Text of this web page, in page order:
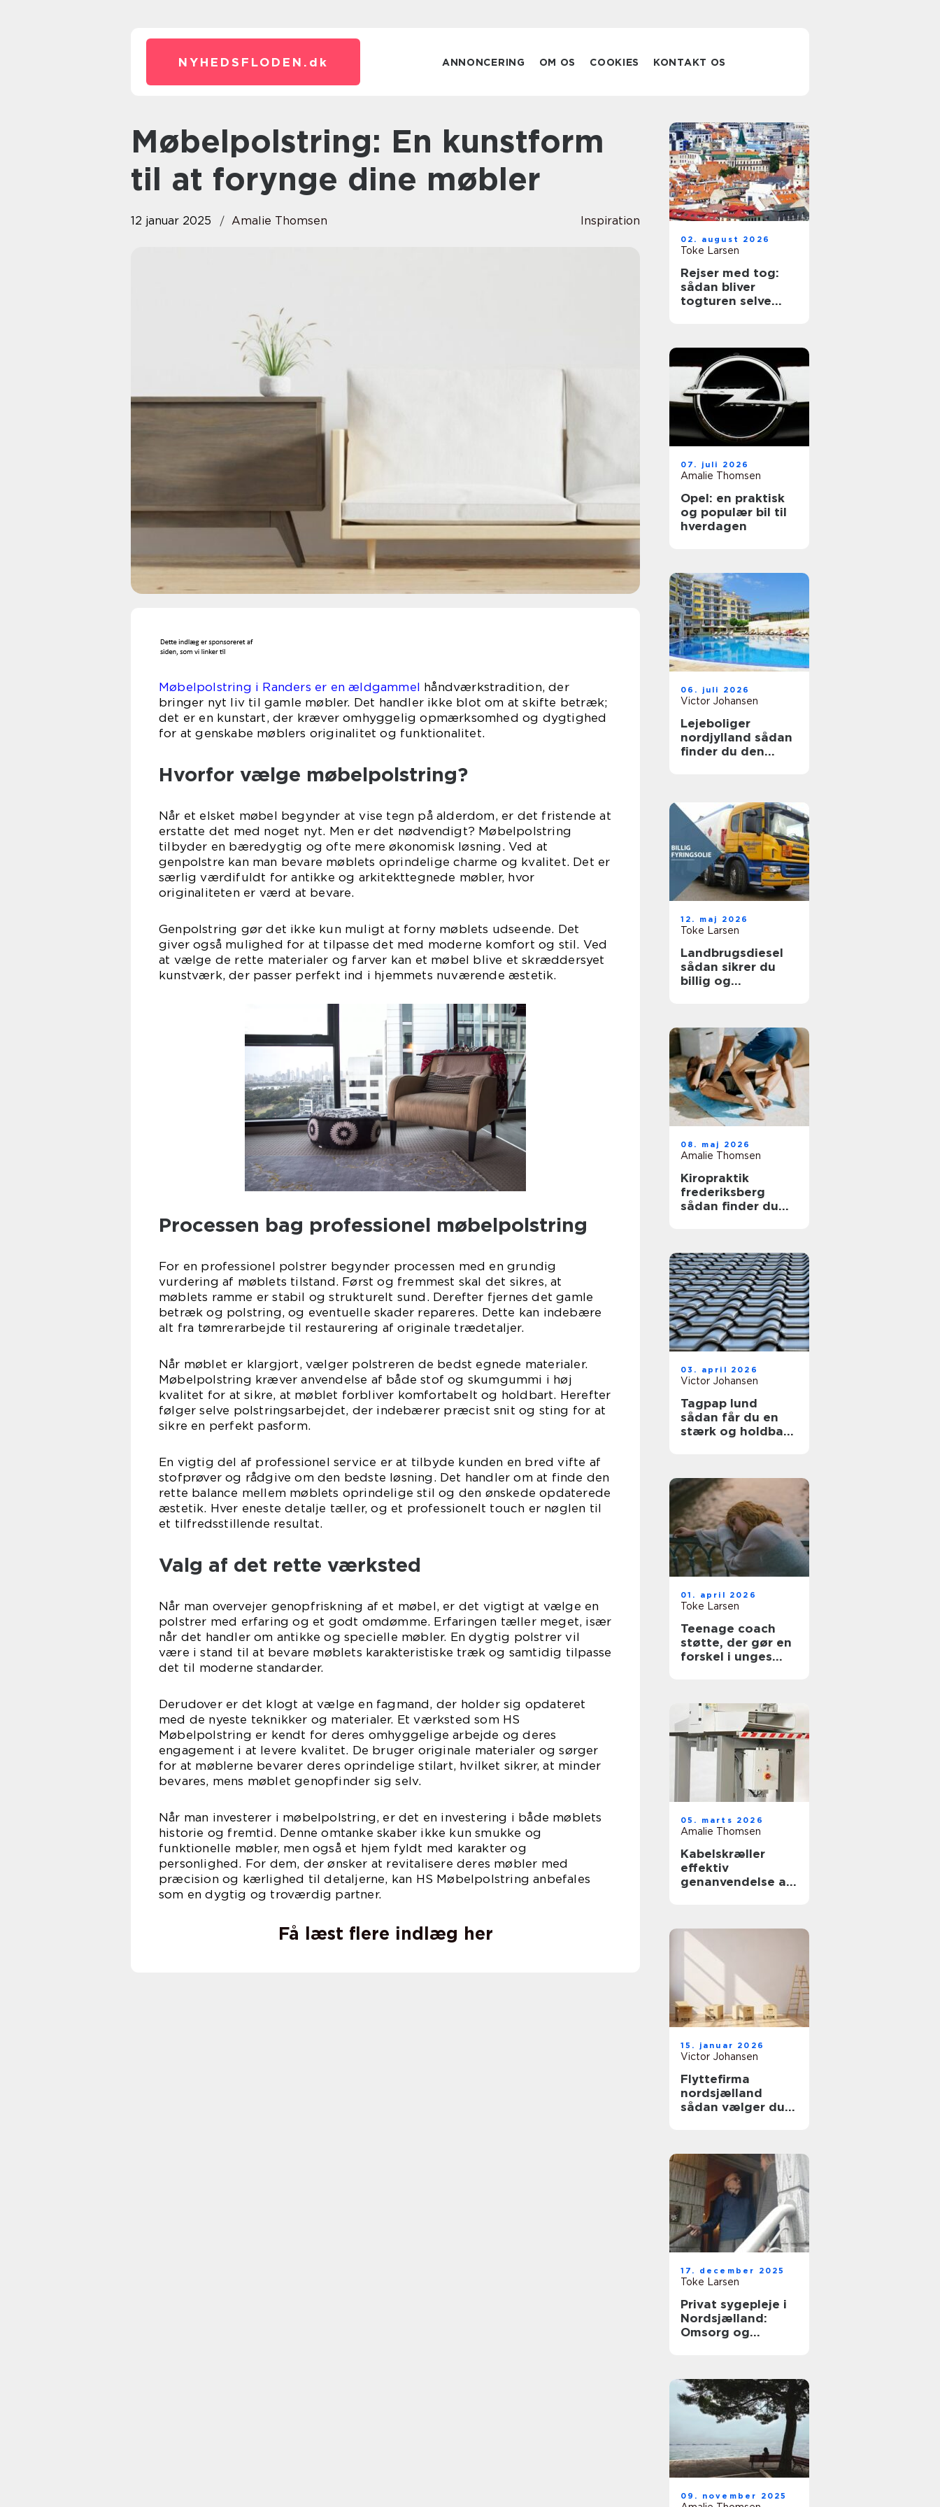
NYHEDSFLODEN. dk ANNONCERING OM OS COOKIES KONTAKT OS
Møbelpolstring: En kunstform
til at forynge dine møbler
12 januar 2025 Amalie Thomsen Inspiration
Møbelpolstring i Randers er en ældgammel håndværkstradition, der
bringer nyt liv til gamle møbler. Det handler ikke blot om at skifte betræk;
det er en kunstart, der kræver omhyggelig opmærksomhed og dygtighed
for at genskabe møblers originalitet og funktionalitet.
Hvorfor vælge møbelpolstring?
Når et elsket møbel begynder at vise tegn på alderdom, er det fristende at
erstatte det med noget nyt. Men er det nødvendigt? Møbelpolstring
tilbyder en bæredygtig og ofte mere økonomisk løsning. Ved at
genpolstre kan man bevare møblets oprindelige charme og kvalitet. Det er
særlig værdifuldt for antikke og arkitekttegnede møbler, hvor
originaliteten er værd at bevare.
Genpolstring gør det ikke kun muligt at forny møblets udseende. Det
giver også mulighed for at tilpasse det med moderne komfort og stil. Ved
at vælge de rette materialer og farver kan et møbel blive et skræddersyet
kunstværk, der passer perfekt ind i hjemmets nuværende æstetik.
Processen bag professionel møbelpolstring
For en professionel polstrer begynder processen med en grundig
vurdering af møblets tilstand. Først og fremmest skal det sikres, at
møblets ramme er stabil og strukturelt sund. Derefter fjernes det gamle
betræk og polstring, og eventuelle skader repareres. Dette kan indebære
alt fra tømrerarbejde til restaurering af originale trædetaljer.
Når møblet er klargjort, vælger polstreren de bedst egnede materialer.
Møbelpolstring kræver anvendelse af både stof og skumgummi i høj
kvalitet for at sikre, at møblet forbliver komfortabelt og holdbart. Herefter
følger selve polstringsarbejdet, der indebærer præcist snit og sting for at
sikre en perfekt pasform.
En vigtig del af professionel service er at tilbyde kunden en bred vifte af
stofprøver og rådgive om den bedste løsning. Det handler om at finde den
rette balance mellem møblets oprindelige stil og den ønskede opdaterede
æstetik. Hver eneste detalje tæller, og et professionelt touch er nøglen til
et tilfredsstillende resultat.
Valg af det rette værksted
Når man overvejer genopfriskning af et møbel, er det vigtigt at vælge en
polstrer med erfaring og et godt omdømme. Erfaringen tæller meget, især
når det handler om antikke og specielle møbler. En dygtig polstrer vil
være i stand til at bevare møblets karakteristiske træk og samtidig tilpasse
det til moderne standarder.
Derudover er det klogt at vælge en fagmand, der holder sig opdateret
med de nyeste teknikker og materialer. Et værksted som HS
Møbelpolstring er kendt for deres omhyggelige arbejde og deres
engagement i at levere kvalitet. De bruger originale materialer og sørger
for at møblerne bevarer deres oprindelige stilart, hvilket sikrer, at minder
bevares, mens møblet genopfinder sig selv.
Når man investerer i møbelpolstring, er det en investering i både møblets
historie og fremtid. Denne omtanke skaber ikke kun smukke og
funktionelle møbler, men også et hjem fyldt med karakter og
personlighed. For dem, der ønsker at revitalisere deres møbler med
præcision og kærlighed til detaljerne, kan HS Møbelpolstring anbefales
som en dygtig og troværdig partner.
Få læst flere indlæg her
02. august 2026
Toke Larsen
Rejser med tog:
sådan bliver
togturen selve
07. juli 2026
Amalie Thomsen
Opel: en praktisk
og populær bil til
hverdagen
06. juli 2026
Victor Johansen
Lejeboliger
nordjylland sådan
finder du den
12. maj 2026
Toke Larsen
Landbrugsdiesel
sådan sikrer du
billig og
08. maj 2026
Amalie Thomsen
Kiropraktik
frederiksberg
sådan finder du
03. april 2026
Victor Johansen
Tagpap lund
sådan får du en
stærk og holdbar
01. april 2026
Toke Larsen
Teenage coach
støtte, der gør en
forskel i unges
05. marts 2026
Amalie Thomsen
Kabelskræller
effektiv
genanvendelse af
15. januar 2026
Victor Johansen
Flyttefirma
nordsjælland
sådan vælger du
17. december 2025
Toke Larsen
Privat sygepleje i
Nordsjælland:
Omsorg og
09. november 2025